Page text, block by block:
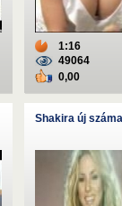
1:16
49064
0,00
Shakira új